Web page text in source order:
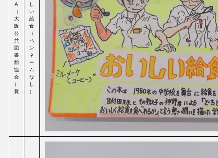
A
（
大
阪
公
共
図
書
館
協
会
）
賞
し
い
給
食
（
ペ
ン
ネ
ー
ム
な
し
）